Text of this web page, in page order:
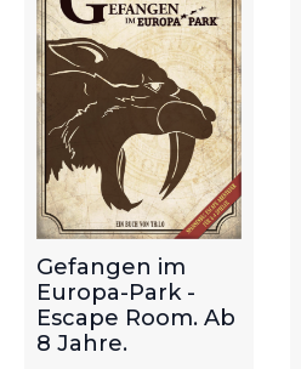
Gefangen im
Europa-Park -
Escape Room. Ab
8 Jahre.